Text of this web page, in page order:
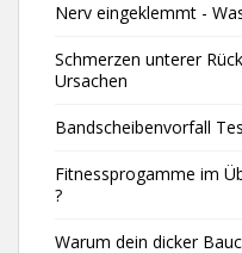
Nerv eingeklemmt -
Schmerzen unterer
Ursachen
Bandscheibenvorfall
Fitnessprogamme im
?
Warum dein dicker